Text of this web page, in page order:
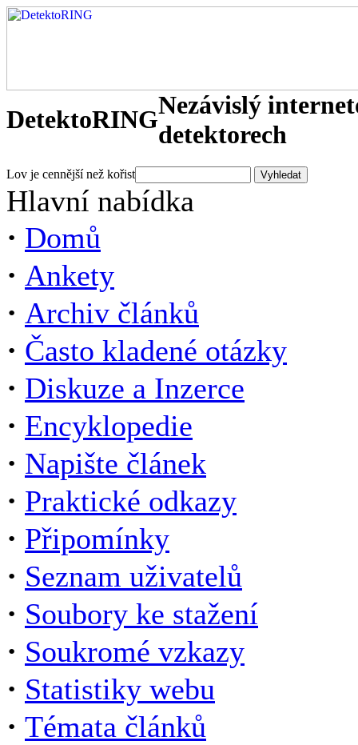
DetektoRINGNezávislý
detektorech
Lov je cennější než kořist
Hlavní nabídka
· Domů
· Ankety
· Archiv článků
· Často kladené otázky
· Diskuze a Inzerce
· Encyklopedie
· Napište článek
· Praktické odkazy
· Připomínky
· Seznam uživatelů
· Soubory ke stažení
· Soukromé vzkazy
· Statistiky webu
· Témata článků